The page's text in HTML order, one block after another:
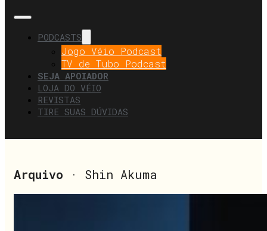
PODCASTS
Jogo Véio Podcast
TV de Tubo Podcast
SEJA APOIADOR
LOJA DO VÉIO
REVISTAS
TIRE SUAS DÚVIDAS
Arquivo · Shin Akuma